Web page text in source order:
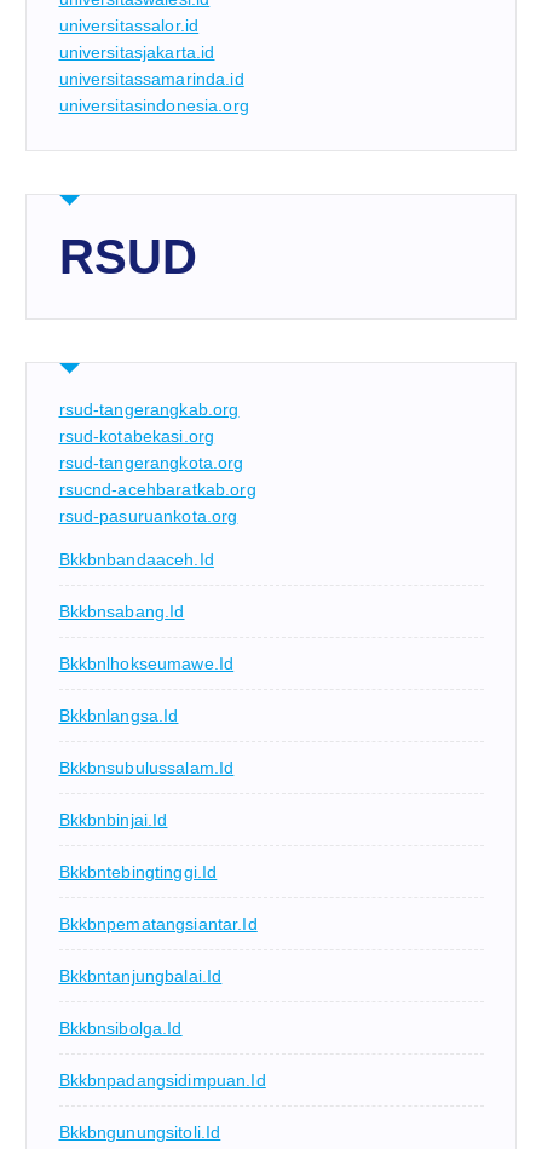
universitassalor.id
universitasjakarta.id
universitassamarinda.id
universitasindonesia.org
RSUD
rsud-tangerangkab.org
rsud-kotabekasi.org
rsud-tangerangkota.org
rsucnd-acehbaratkab.org
rsud-pasuruankota.org
Bkkbnbandaaceh.id
Bkkbnsabang.id
Bkkbnlhokseumawe.id
Bkkbnlangsa.id
Bkkbnsubulussalam.id
Bkkbnbinjai.id
Bkkbntebingtinggi.id
Bkkbnpematangsiantar.id
Bkkbntanjungbalai.id
Bkkbnsibolga.id
Bkkbnpadangsidimpuan.id
Bkkbngunungsitoli.id